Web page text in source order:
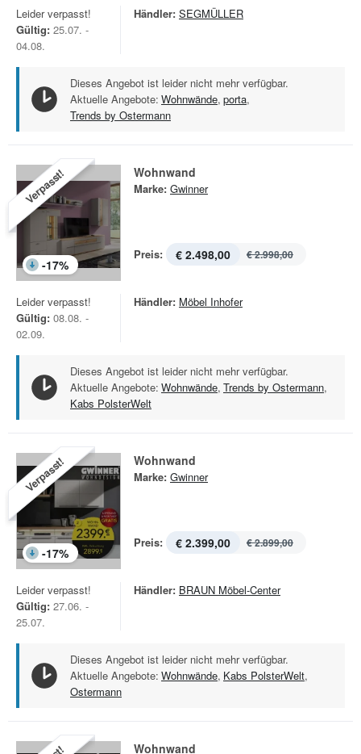
Leider verpasst!
Gültig: 25.07. -
04.08.
Händler: SEGMÜLLER
Dieses Angebot ist leider nicht mehr verfügbar.
Aktuelle Angebote: Wohnwände, porta,
Trends by Ostermann
Verpasst!
-17%
Wohnwand
Marke: Gwinner
Preis: € 2.498,00 € 2.998,00
Leider verpasst!
Gültig: 08.08. -
02.09.
Händler: Möbel Inhofer
Dieses Angebot ist leider nicht mehr verfügbar.
Aktuelle Angebote: Wohnwände, Trends by Ostermann,
Kabs PolsterWelt
Verpasst!
-17%
Wohnwand
Marke: Gwinner
Preis: € 2.399,00 € 2.899,00
Leider verpasst!
Gültig: 27.06. -
25.07.
Händler: BRAUN Möbel-Center
Dieses Angebot ist leider nicht mehr verfügbar.
Aktuelle Angebote: Wohnwände, Kabs PolsterWelt,
Ostermann
Wohnwand